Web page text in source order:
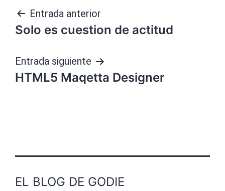
Navegación
de
entradas
Entrada anterior
Solo es cuestion de actitud
Entrada siguiente
HTML5 Maqetta Designer
EL BLOG DE GODIE